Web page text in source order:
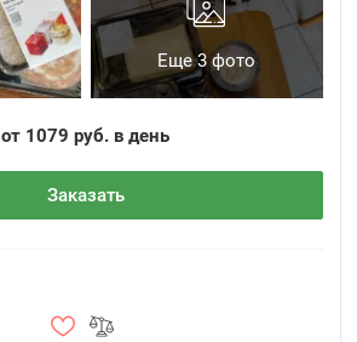
Еще 3 фото
от 1079 руб. в день
Заказать